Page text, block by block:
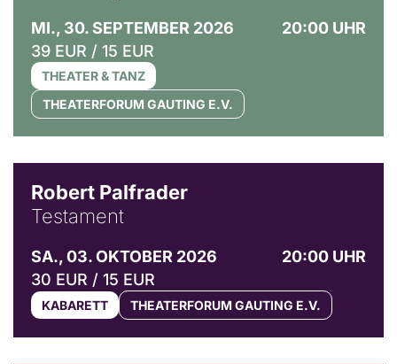
MI., 30. SEPTEMBER 2026
20:00 UHR
39 EUR / 15 EUR
THEATER & TANZ
THEATERFORUM GAUTING E.V.
Robert Palfrader
Testament
SA., 03. OKTOBER 2026
20:00 UHR
30 EUR / 15 EUR
KABARETT THEATERFORUM GAUTING E.V.